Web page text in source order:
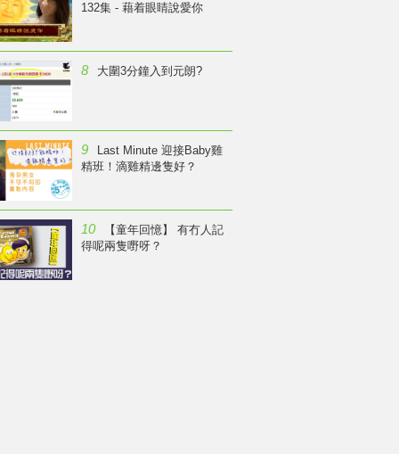
132集 - 藉着眼睛說愛你
8 大圍3分鐘入到元朗?
9
Last Minute 迎接Baby雞
精班！滴雞精邊隻好？
10
【童年回憶】 有冇人記
得呢兩隻嘢呀？